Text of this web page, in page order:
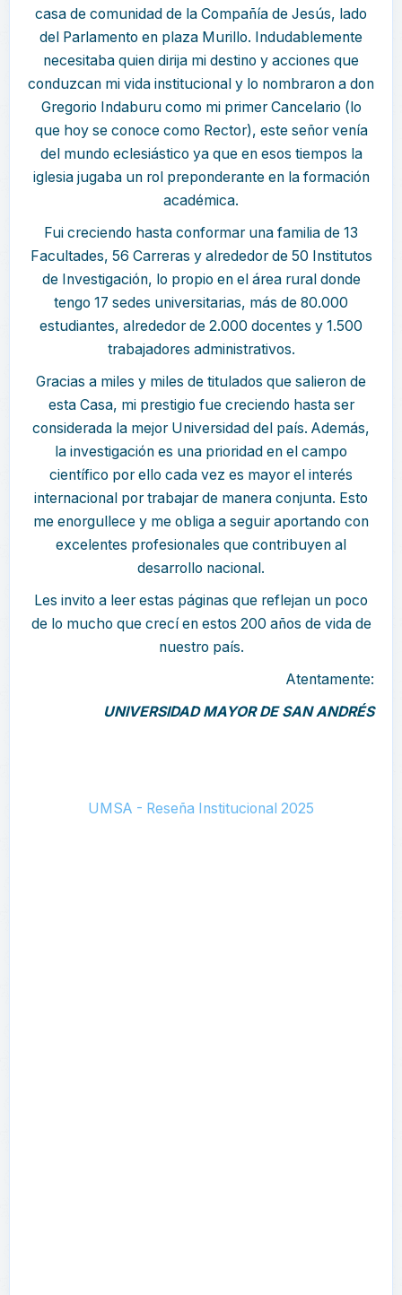
casa de comunidad de la Compañía de Jesús, lado
del Parlamento en plaza Murillo. Indudablemente
necesitaba quien dirija mi destino y acciones que
conduzcan mi vida institucional y lo nombraron a don
Gregorio Indaburu como mi primer Cancelario (lo
que hoy se conoce como Rector), este señor venía
del mundo eclesiástico ya que en esos tiempos la
iglesia jugaba un rol preponderante en la formación
académica.
Fui creciendo hasta conformar una familia de 13
Facultades, 56 Carreras y alrededor de 50 Institutos
de Investigación, lo propio en el área rural donde
tengo 17 sedes universitarias, más de 80.000
estudiantes, alrededor de 2.000 docentes y 1.500
trabajadores administrativos.
Gracias a miles y miles de titulados que salieron de
esta Casa, mi prestigio fue creciendo hasta ser
considerada la mejor Universidad del país. Además,
la investigación es una prioridad en el campo
científico por ello cada vez es mayor el interés
internacional por trabajar de manera conjunta. Esto
me enorgullece y me obliga a seguir aportando con
excelentes profesionales que contribuyen al
desarrollo nacional.
Les invito a leer estas páginas que reflejan un poco
de lo mucho que crecí en estos 200 años de vida de
nuestro país.
Atentamente:
UNIVERSIDAD MAYOR DE SAN ANDRÉS
UMSA - Reseña Institucional 2025